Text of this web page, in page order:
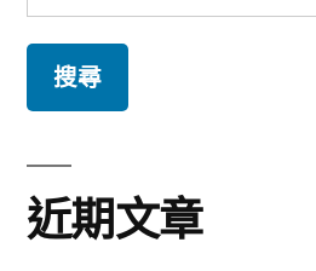
尋
鍵
字:
近期文章